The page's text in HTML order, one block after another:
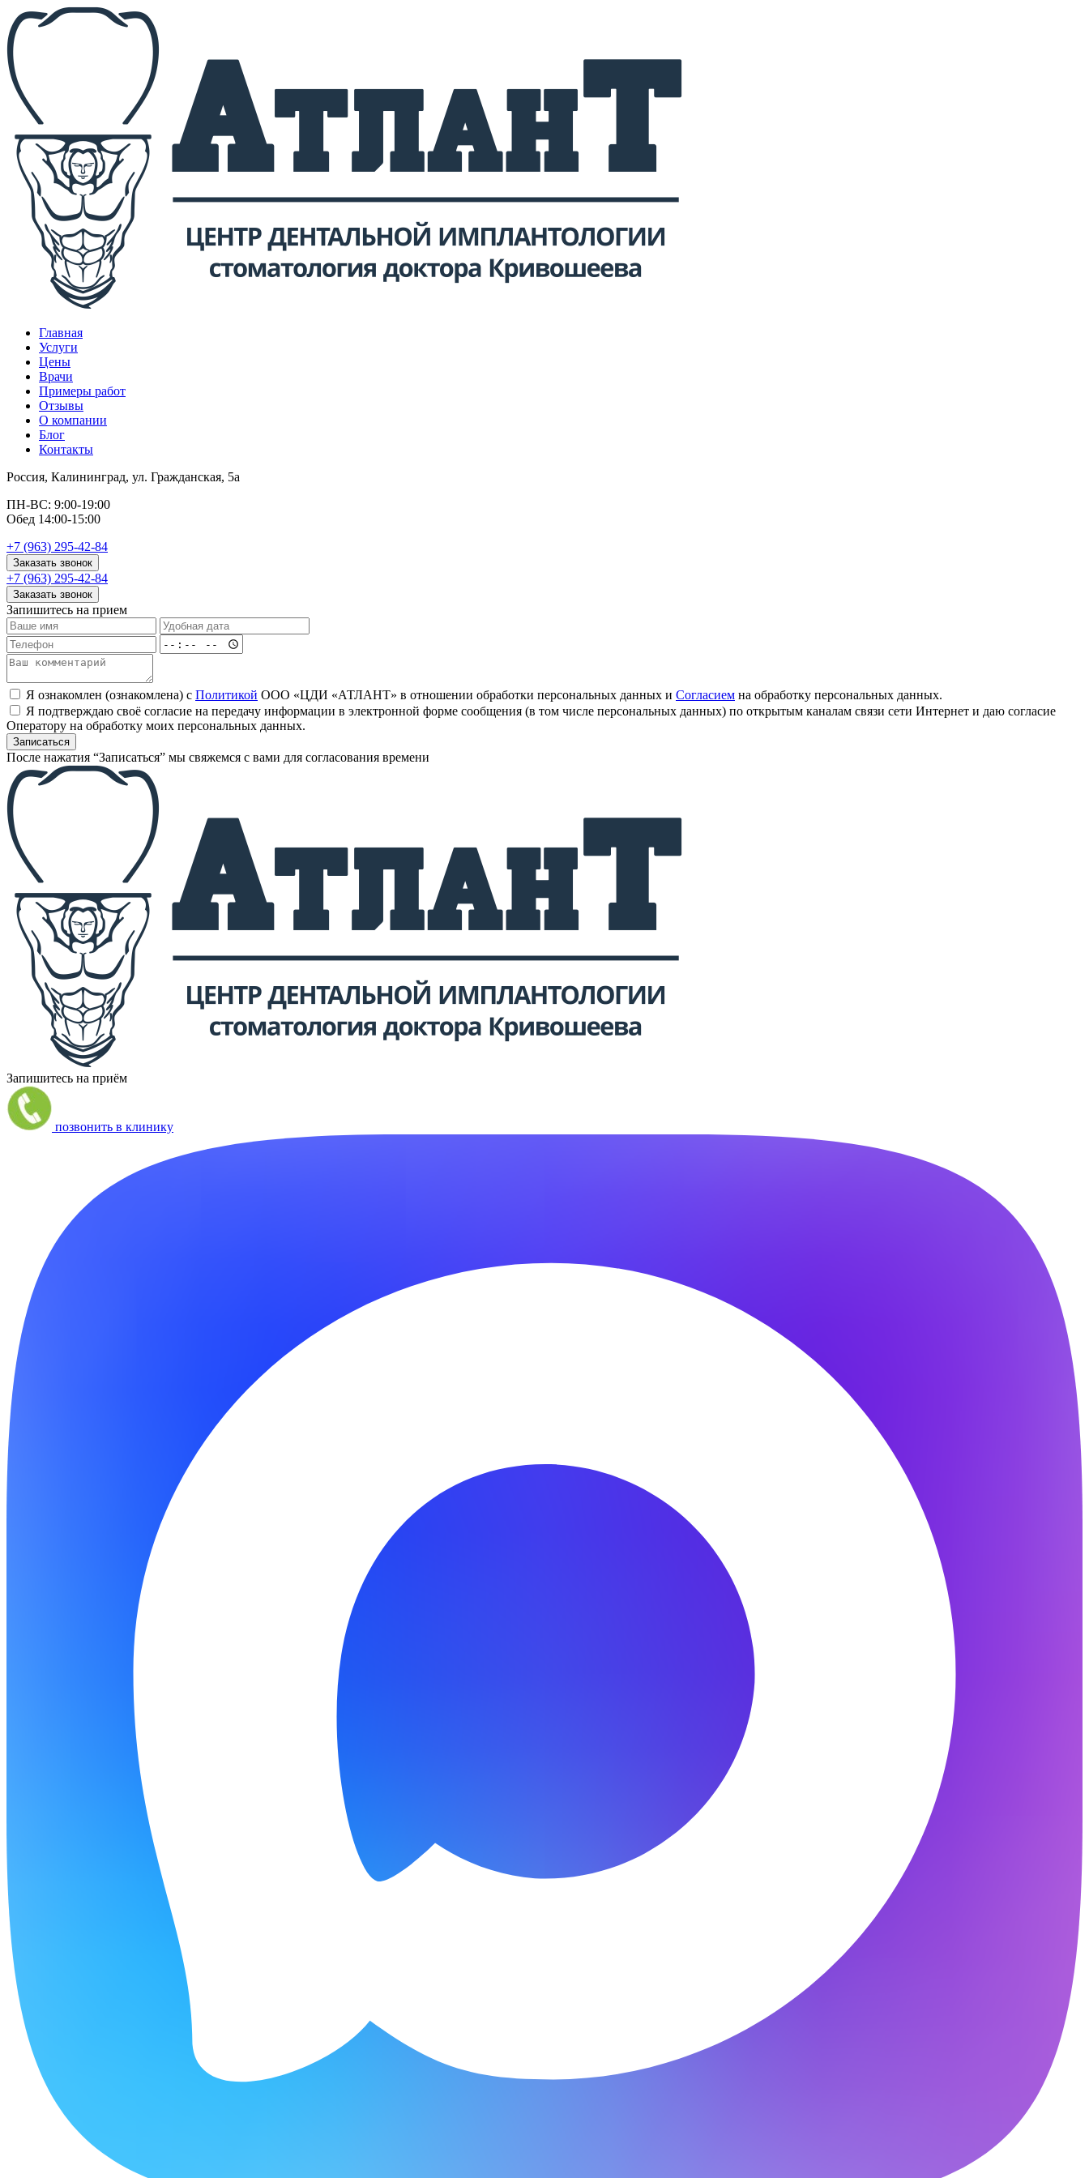
Главная
Услуги
Цены
Врачи
Примеры работ
Отзывы
О компании
Блог
Контакты
Россия, Калининград, ул. Гражданская, 5а
ПН-ВС: 9:00-19:00
Обед 14:00-15:00
+7 (963) 295-42-84
Заказать звонок
+7 (963) 295-42-84
Заказать звонок
Запишитесь на прием
Я ознакомлен (ознакомлена) с Политикой ООО «ЦДИ «АТЛАНТ» в отношении обработки персональных данных и Согласием на обработку персональных данных.
Я подтверждаю своё согласие на передачу информации в электронной форме сообщения (в том числе персональных данных) по открытым каналам связи сети Интернет и даю согласие
Оператору на обработку моих персональных данных.
После нажатия “Записаться” мы свяжемся с вами для согласования времени
Запишитесь на приём
позвонить в клинику